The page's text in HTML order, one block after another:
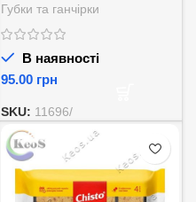
Губки та ганчірки
В наявності
грн
SKU: 11696/